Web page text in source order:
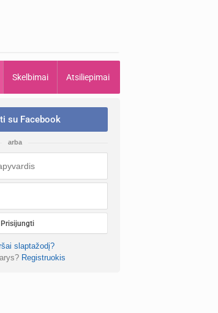
Skelbimai Atsiliepimai
su Facebook
arba
Prisijungti
slaptažodį?
Registruokis